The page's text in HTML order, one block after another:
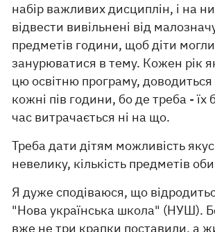
набір важливих дисциплін, і на
відвести вивільнені від
предметів години, щоб діти могли
занурюватися в тему. Кожен рік
цю освітню програму, доводиться
кожні пів години, бо де треба - їх
час витрачається ні на що.
Треба дати дітям можливість
невелику, кількість предметів
Я дуже сподіваюся, що
"Нова українська школа" (НУШ).
вже не три крапки поставили, а